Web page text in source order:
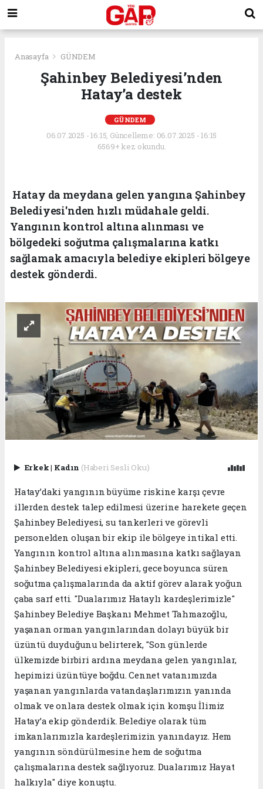
Anasayfa GÜNDEM
Şahinbey Belediyesi’nden
Hatay’a destek
GÜNDEM
06.07.2025 - 16:15, Güncelleme: 06.07.2025 - 16:15
6569+ kez okundu.
Hatay da meydana gelen yangına Şahinbey
Belediyesi'nden hızlı müdahale geldi.
Yangının kontrol altına alınması ve
bölgedeki soğutma çalışmalarına katkı
sağlamak amacıyla belediye ekipleri bölgeye
destek gönderdi.
Erkek| Kadın (Haberi Sesli Oku)
Hatay’daki yangının büyüme riskine karşı çevre
illerden destek talep edilmesi üzerine harekete geçen
Şahinbey Belediyesi, su tankerleri ve görevli
personelden oluşan bir ekip ile bölgeye intikal etti.
Yangının kontrol altına alınmasına katkı sağlayan
Şahinbey Belediyesi ekipleri, gece boyunca süren
soğutma çalışmalarında da aktif görev alarak yoğun
çaba sarf etti. "Dualarımız Hataylı kardeşlerimizle"
Şahinbey Belediye Başkanı Mehmet Tahmazoğlu,
yaşanan orman yangınlarından dolayı büyük bir
üzüntü duyduğunu belirterek, "Son günlerde
ülkemizde birbiri ardına meydana gelen yangınlar,
hepimizi üzüntüye boğdu. Cennet vatanımızda
yaşanan yangınlarda vatandaşlarımızın yanında
olmak ve onlara destek olmak için komşu İlimiz
Hatay’a ekip gönderdik. Belediye olarak tüm
imkanlarımızla kardeşlerimizin yanındayız. Hem
yangının söndürülmesine hem de soğutma
çalışmalarına destek sağlıyoruz. Dualarımız Hayat
halkıyla" diye konuştu.